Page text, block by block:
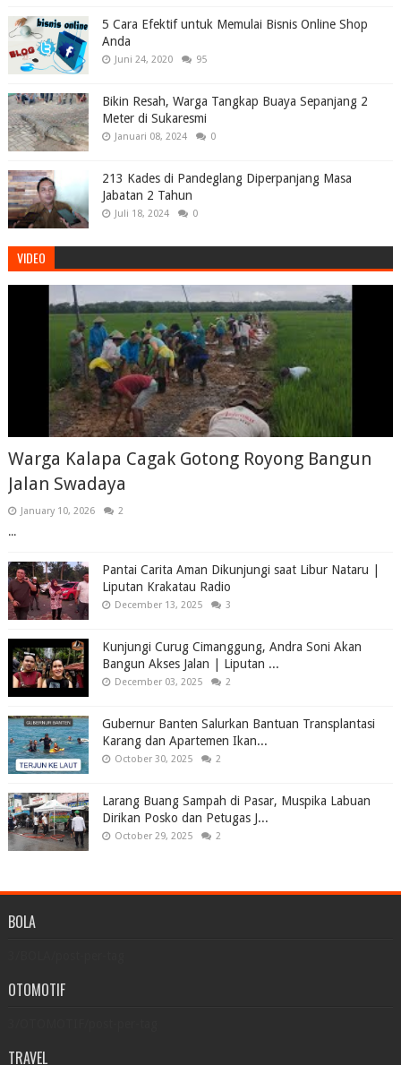
5 Cara Efektif untuk Memulai Bisnis Online Shop
Anda
Juni 24, 2020 95
Bikin Resah, Warga Tangkap Buaya Sepanjang 2
Meter di Sukaresmi
Januari 08, 2024 0
213 Kades di Pandeglang Diperpanjang Masa
Jabatan 2 Tahun
Juli 18, 2024 0
VIDEO
Warga Kalapa Cagak Gotong Royong Bangun
Jalan Swadaya
January 10, 2026 2
...
Pantai Carita Aman Dikunjungi saat Libur Nataru |
Liputan Krakatau Radio
December 13, 2025 3
Kunjungi Curug Cimanggung, Andra Soni Akan
Bangun Akses Jalan | Liputan ...
December 03, 2025 2
Gubernur Banten Salurkan Bantuan Transplantasi
Karang dan Apartemen Ikan...
October 30, 2025 2
Larang Buang Sampah di Pasar, Muspika Labuan
Dirikan Posko dan Petugas J...
October 29, 2025 2
BOLA
OTOMOTIF
TRAVEL